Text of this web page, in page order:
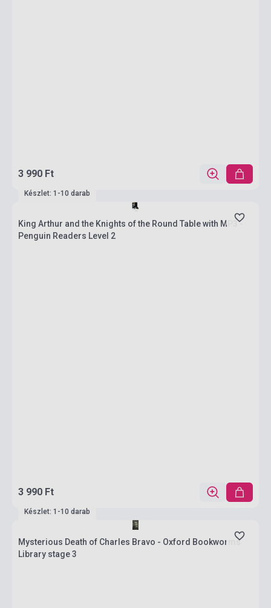
3 990 Ft
Készlet: 1-10 darab
King Arthur and the Knights of the Round Table with MP3 -
Penguin Readers Level 2
3 990 Ft
Készlet: 1-10 darab
Mysterious Death of Charles Bravo - Oxford Bookworms
Library stage 3